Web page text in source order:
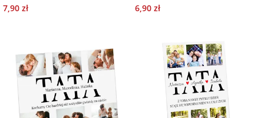
na Dzień Babci i
Dziadka
na Wielkanoc
7,90 zł 6,90 zł